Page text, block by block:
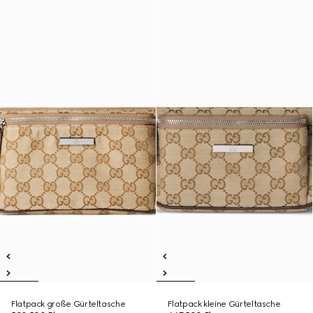
Flatpack große Gürteltasche
Flatpack kleine Gürteltasche